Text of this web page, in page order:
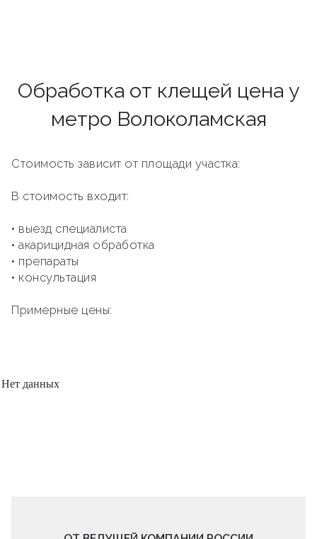
Обработка от клещей цена у
метро Волоколамская
Стоимость зависит от площади участка:
В стоимость входит:
• выезд специалиста
• акарицидная обработка
• препараты
• консультация
Примерные цены:
Нет данных